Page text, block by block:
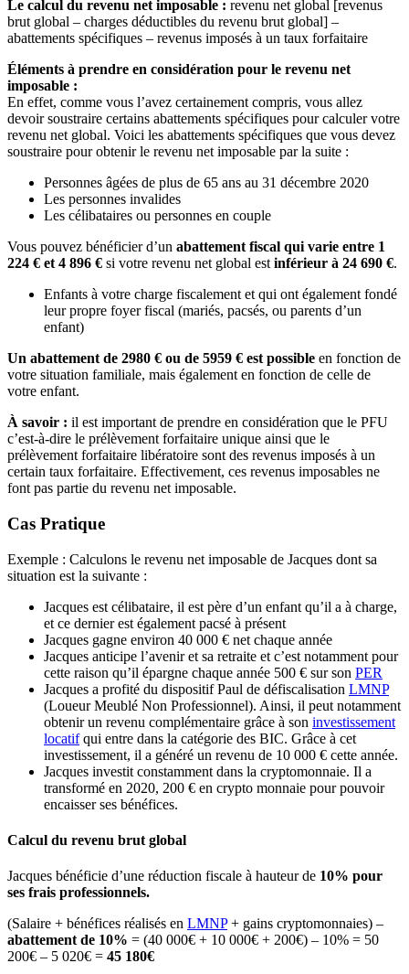
Le calcul du revenu net imposable : revenu net global [revenus
brut global – charges déductibles du revenu brut global] –
abattements spécifiques – revenus imposés à un taux forfaitaire
Éléments à prendre en considération pour le revenu net
imposable :
En effet, comme vous l’avez certainement compris, vous allez
devoir soustraire certains abattements spécifiques pour calculer votre
revenu net global. Voici les abattements spécifiques que vous devez
soustraire pour obtenir le revenu net imposable par la suite :
Personnes âgées de plus de 65 ans au 31 décembre 2020
Les personnes invalides
Les célibataires ou personnes en couple
Vous pouvez bénéficier d’un abattement fiscal qui varie entre 1
224 € et 4 896 € si votre revenu net global est inférieur à 24 690 €.
Enfants à votre charge fiscalement et qui ont également fondé
leur propre foyer fiscal (mariés, pacsés, ou parents d’un
enfant)
Un abattement de 2980 € ou de 5959 € est possible en fonction de
votre situation familiale, mais également en fonction de celle de
votre enfant.
À savoir : il est important de prendre en considération que le PFU
c’est-à-dire le prélèvement forfaitaire unique ainsi que le
prélèvement forfaitaire libératoire sont des revenus imposés à un
certain taux forfaitaire. Effectivement, ces revenus imposables ne
font pas partie du revenu net imposable.
Cas Pratique
Exemple : Calculons le revenu net imposable de Jacques dont sa
situation est la suivante :
Jacques est célibataire, il est père d’un enfant qu’il a à charge,
et ce dernier est également pacsé à présent
Jacques gagne environ 40 000 € net chaque année
Jacques anticipe l’avenir et sa retraite et c’est notamment pour
cette raison qu’il épargne chaque année 500 € sur son PER
Jacques a profité du dispositif Paul de défiscalisation LMNP
(Loueur Meublé Non Professionnel). Ainsi, il peut notamment
obtenir un revenu complémentaire grâce à son investissement
locatifqui entre dans la catégorie des BIC. Grâce à cet
investissement, il a généré un revenu de 10 000 € cette année.
Jacques investit constamment dans la cryptomonnaie. Il a
transformé en 2020, 200 € en crypto monnaie pour pouvoir
encaisser ses bénéfices.
Calcul du revenu brut global
Jacques bénéficie d’une réduction fiscale à hauteur de 10% pour
ses frais professionnels.
(Salaire + bénéfices réalisés en LMNP+ gains cryptomonnaies) –
abattement de 10% = (40 000€ + 10 000€ + 200€) – 10% = 50
200€ – 5 020€ = 45 180€